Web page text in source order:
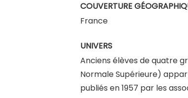
COUVERTURE
France
UNIVERS
Anciens élèves de quatre
Normale Supérieure)
publiés en 1957 par les